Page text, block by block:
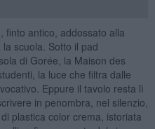
finto antico, addossato alla
scuola. Sotto il pad
di Gorée, la Maison des
la luce che filtra dalle
Eppure il tavolo resta lì
in penombra, nel silenzio,
plastica color crema, istoriata